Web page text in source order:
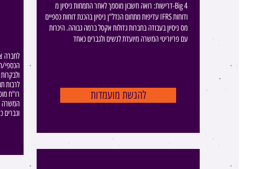
דרישות: רואה חשבון מוסמך לאחר התמחות ניסיון מ-Big 4
עדיפות מתחום הנדל"ן ניסיון בהכנת דוחות כספיים IFRS ודוחות
מס ניסיון בעבודה בחברות גדולות אקסל ברמה גבוהה. היכרות
עם פריוריטי המשרה מיועדת לנשים ולגברים כאחד
להגשת מועמדות
לחברה
הכספי/
וגברים